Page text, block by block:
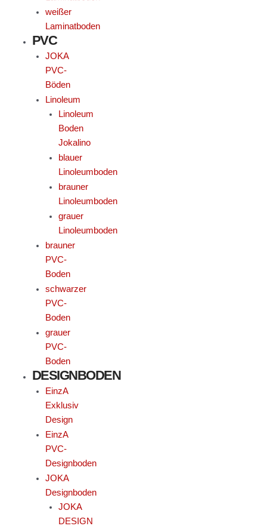
weißer
Laminatboden
PVC
JOKA
PVC-
Böden
Linoleum
Linoleum
Boden
Jokalino
blauer
Linoleumboden
brauner
Linoleumboden
grauer
Linoleumboden
brauner
PVC-
Boden
schwarzer
PVC-
Boden
grauer
PVC-
Boden
DESIGNBODEN
EinzA
Exklusiv
Design
EinzA
PVC-
Designboden
JOKA
Designboden
JOKA
DESIGN